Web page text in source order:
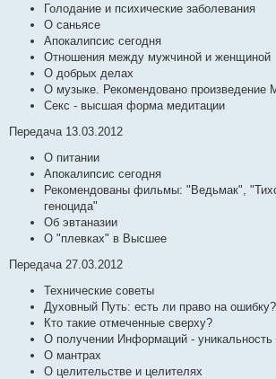
Голодание и психические заболевания
О саньясе
Апокалипсис сегодня
Отношения между мужчиной и женщиной
О добрых делах
О музыке. Рекомендовано произведение
Секс - высшая форма медитации
Передача 13.03.2012
О питании
Апокалипсис сегодня
Рекомендованы фильмы: "Ведьмак",
геноцида"
Об эвтаназии
О "плевках" в Высшее
Передача 27.03.2012
Технические советы
Духовный Путь: есть ли право на ошибку?
Кто такие отмеченные сверху?
О получении Информаций - уникальность
О мантрах
О целительстве и целителях